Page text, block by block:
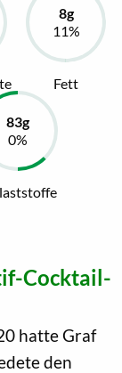
Fett
Cocktail-
hatte Graf
den